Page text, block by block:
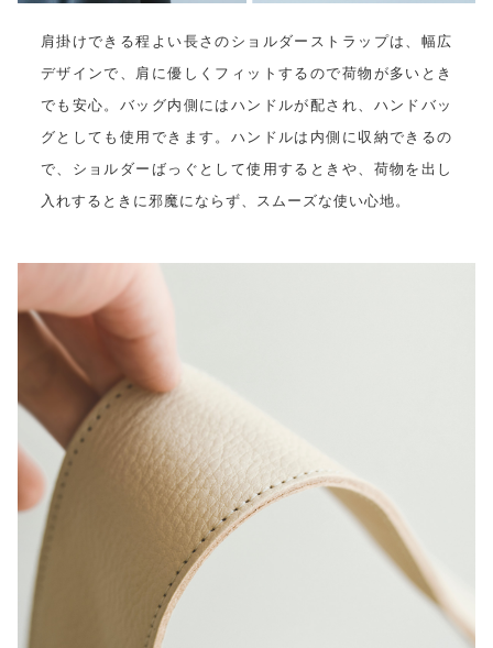
肩掛けできる程よい長さのショルダーストラップは、幅広
デザインで、肩に優しくフィットするので荷物が多いとき
でも安心。バッグ内側にはハンドルが配され、ハンドバッ
グとしても使用できます。ハンドルは内側に収納できるの
で、ショルダーばっぐとして使用するときや、荷物を出し
入れするときに邪魔にならず、スムーズな使い心地。